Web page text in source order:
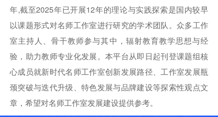
年,截至2025年已开展12年的理论与实践探索是国内较早
以课题形式对名师工作室进行研究的学术团队。众多工作
室主持人、骨干教师参与其中，辐射教育教学思想与经
验，助力教师专业化发展。本平台从即日起刊登课题组核
心成员就新时代名师工作室创新发展路径、工作室发展瓶
颈突破与迭代升级、特色发展与品牌建设等探索性观点文
章，希望对名师工作室发展建设提供参考。